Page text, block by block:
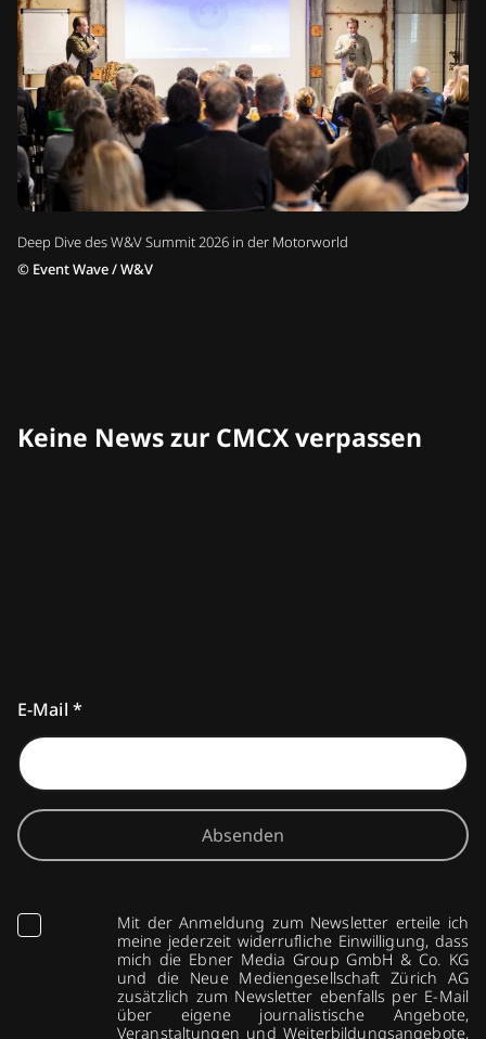
Deep Dive des W&V Summit 2026 in der Motorworld
© Event Wave / W&V
Keine News zur CMCX verpassen
E-Mail *
Absenden
Mit der Anmeldung zum Newsletter erteile ich
meine jederzeit widerrufliche Einwilligung, dass
mich die Ebner Media Group GmbH & Co. KG
und die Neue Mediengesellschaft Zürich AG
zusätzlich zum Newsletter ebenfalls per E-Mail
über eigene journalistische Angebote,
Veranstaltungen und Weiterbildungsangebote,